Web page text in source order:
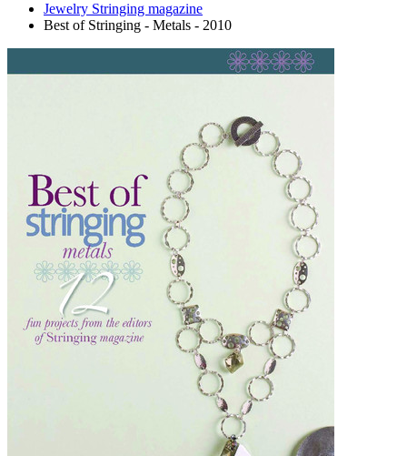
Jewelry Stringing magazine
Best of Stringing - Metals - 2010